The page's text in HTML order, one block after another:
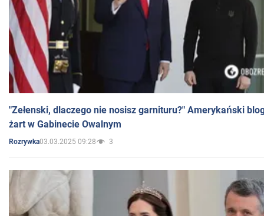
"Zełenski, dlaczego nie nosisz garnituru?" Amerykański
żart w Gabinecie Owalnym
Rozrywka03.03.2025 09:28 3